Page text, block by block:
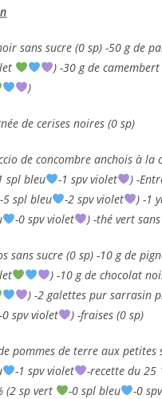
sans sucre (0 sp) -50 g de
) -30 g de
)
de cerises noires (0 sp)
de concombre anchois à la
spl bleu -1 spv violet
) -
-5 spl bleu -2 spv violet
) -1
-0 spv violet ) -thé vert
sans sucre (0 sp) -10 g de
) -10 g de chocolat
) -2 galettes pur sarrasin
-0 spv violet ) -fraises (0 sp)
pommes de terre aux petites
-1 spv violet
-recette du 25
(2 sp vert
-0 spl bleu -0